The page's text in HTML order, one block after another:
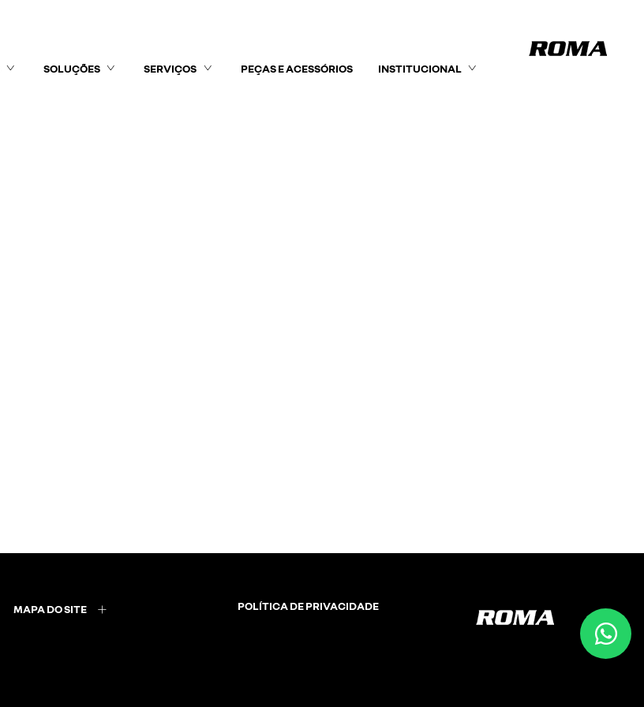
SOLUÇÕES SERVIÇOS PEÇAS E ACESSÓRIOS INSTITUCIONAL
MAPA DO SITE POLÍTICA DE PRIVACIDADE